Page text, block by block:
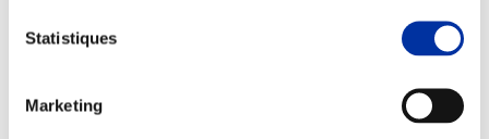
Statistiques
Marketing